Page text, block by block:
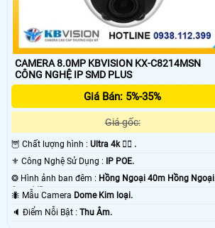
CAMERA 8.0MP KBVISION KX-C8214MSN
CÔNG NGHỆ IP SMD PLUS
Giá Bán: 5%-35%
Giá gốc:
🦉 Chất lượng hình : Ultra 4k 👍🏾 .
⚜️ Công Nghệ Sử Dụng :
IP POE.
❂ Hình ảnh ban đêm : Hồng Ngoại 40m Hồng Ngoại
Smart IR.
🐜 Mẫu Camera Dome Kim loại.
️🔈 Điểm Nỗi Bật : Thu Âm.